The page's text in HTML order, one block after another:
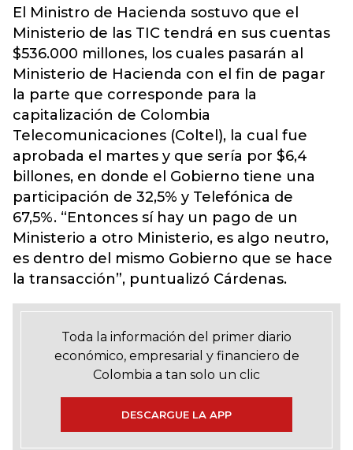
El Ministro de Hacienda sostuvo que el
Ministerio de las TIC tendrá en sus cuentas
$536.000 millones, los cuales pasarán al
Ministerio de Hacienda con el fin de pagar
la parte que corresponde para la
capitalización de Colombia
Telecomunicaciones (Coltel), la cual fue
aprobada el martes y que sería por $6,4
billones, en donde el Gobierno tiene una
participación de 32,5% y Telefónica de
67,5%. “Entonces sí hay un pago de un
Ministerio a otro Ministerio, es algo neutro,
es dentro del mismo Gobierno que se hace
la transacción”, puntualizó Cárdenas.
Toda la información del primer diario
económico, empresarial y financiero de
Colombia a tan solo un clic
DESCARGUE LA APP